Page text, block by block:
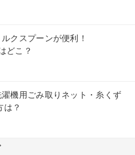
クスプーンが便利！
どこ？
機用ごみ取りネット・糸くず
は？